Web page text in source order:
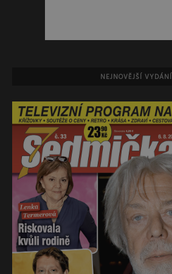
NEJNOVĚJŠÍ VYDÁNÍ